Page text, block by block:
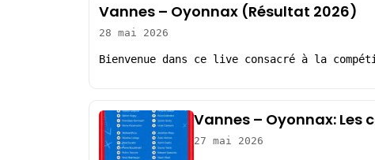
Vannes – Oyonnax (Résultat 2026)
28 mai 2026
Bienvenue dans ce live consacré à la
Vannes – Oyonnax: Les
27 mai 2026